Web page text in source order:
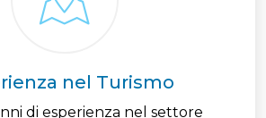
nel Turismo
di esperienza nel settore